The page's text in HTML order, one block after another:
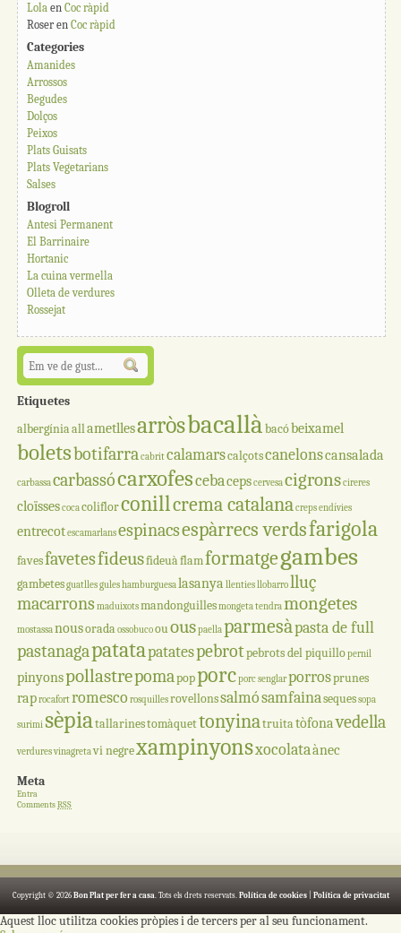
Lola en Coc ràpid
Roser en Coc ràpid
Categories
Amanides
Arrossos
Begudes
Dolços
Peixos
Plats Guisats
Plats Vegetarians
Salses
Blogroll
Antesi Permanent
El Barrinaire
Hortanic
La cuina vermella
Olleta de verdures
Rossejat
Etiquetes
albergíniaallametllesarròsbacallà bacóbeixamel
boletsbotifarracabritcalamarscalçotscanelonscansalada
carbassacarbassócarxofescebacepscervesacigronscireres
cloïssescocacoliflorconillcrema catalanacrepsendívies
entrecotescamarlansespinacsespàrrecs verdsfarigola
favesfavetesfideusfideuàflamformatgegambes
gambetesguatllesguleshamburguesalasanya llentiesllobarrolluç
macarronsmaduixotsmandonguillesmongeta tendramongetes
mostassanousoradaossobucoououspaellaparmesàpasta de full
pastanagapatatapatatespebrot pebrots del piquillopernil
pinyonspollastrepomapopporcporc senglarporrosprunes
raprocafortromesco rosquillesrovellonssalmósamfainasequessopa
surimi sèpiatallarinestomàquettonyinatruitatòfonavedella
verduresvinagretavi negrexampinyonsxocolataànec
Meta
Entra
CommentsRSS
Copyright © 2026 Bon Plat per fer a casa. Tots els drets reservats. Política de cookies| Política de privacitat
Aquest lloc utilitza cookies pròpies i de tercers per al seu funcionament.